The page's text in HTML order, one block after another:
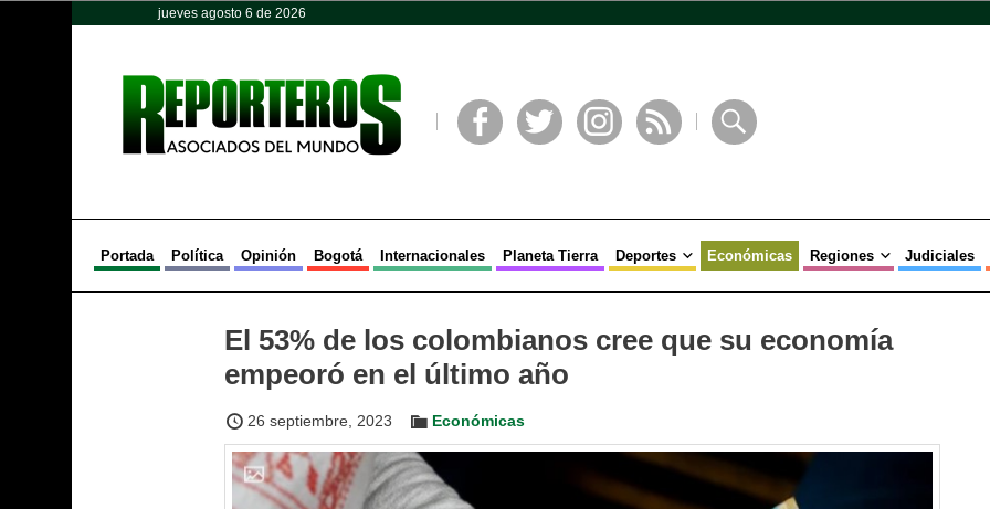
jueves agosto 6 de 2026
Portada Política Opinión Bogotá Internacionales Planeta Tierra Deportes Económicas Regiones Judiciales
El 53% de los colombianos cree que su economía
empeoró en el último año
26 septiembre, 2023 Económicas
Opinión Política